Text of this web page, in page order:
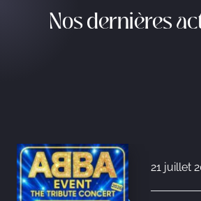
Nos dernières
21 juillet